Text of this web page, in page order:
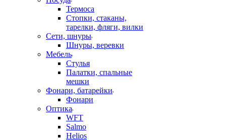
Термоса
Стопки, стаканы,
тарелки, фляги, вилки
Сети, шнуры
Шнуры, веревки
Мебель
Стулья
Палатки, спальные
мешки
Фонари, батарейки
Фонари
Оптика
WFT
Salmo
Helios